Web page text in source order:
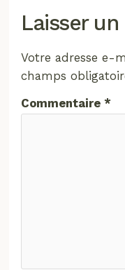
Laisser
Votre adresse e-
champs
Commentaire*